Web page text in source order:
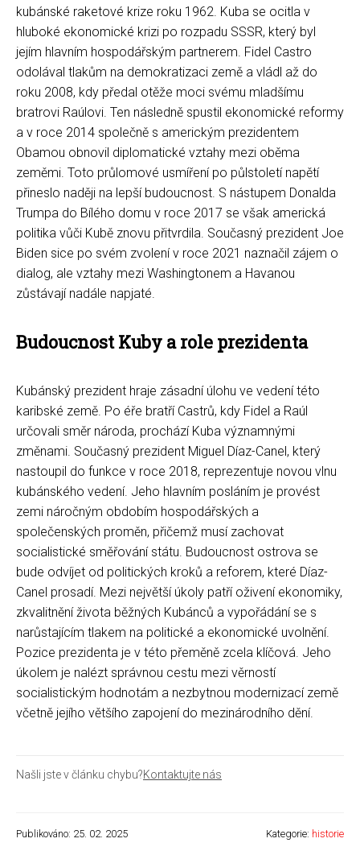
kubánské raketové krize roku 1962. Kuba se ocitla v
hluboké ekonomické krizi po rozpadu SSSR, který byl
jejím hlavním hospodářským partnerem. Fidel Castro
odolával tlakům na demokratizaci země a vládl až do
roku 2008, kdy předal otěže moci svému mladšímu
bratrovi Raúlovi. Ten následně spustil ekonomické reformy
a v roce 2014 společně s americkým prezidentem
Obamou obnovil diplomatické vztahy mezi oběma
zeměmi. Toto průlomové usmíření po půlstoletí napětí
přineslo naději na lepší budoucnost. S nástupem Donalda
Trumpa do Bílého domu v roce 2017 se však americká
politika vůči Kubě znovu přitvrdila. Současný prezident Joe
Biden sice po svém zvolení v roce 2021 naznačil zájem o
dialog, ale vztahy mezi Washingtonem a Havanou
zůstávají nadále napjaté.
Budoucnost Kuby a role prezidenta
Kubánský prezident hraje zásadní úlohu ve vedení této
karibské země. Po éře bratří Castrů, kdy Fidel a Raúl
určovali směr národa, prochází Kuba významnými
změnami. Současný prezident Miguel Díaz-Canel, který
nastoupil do funkce v roce 2018, reprezentuje novou vlnu
kubánského vedení. Jeho hlavním posláním je provést
zemi náročným obdobím hospodářských a
společenských proměn, přičemž musí zachovat
socialistické směřování státu. Budoucnost ostrova se
bude odvíjet od politických kroků a reforem, které Díaz-
Canel prosadí. Mezi největší úkoly patří oživení ekonomiky,
zkvalitnění života běžných Kubánců a vypořádání se s
narůstajícím tlakem na politické a ekonomické uvolnění.
Pozice prezidenta je v této přeměně zcela klíčová. Jeho
úkolem je nalézt správnou cestu mezi věrností
socialistickým hodnotám a nezbytnou modernizací země
včetně jejího většího zapojení do mezinárodního dění.
Našli jste v článku chybu?Kontaktujte nás
Publikováno: 25. 02. 2025 Kategorie: historie